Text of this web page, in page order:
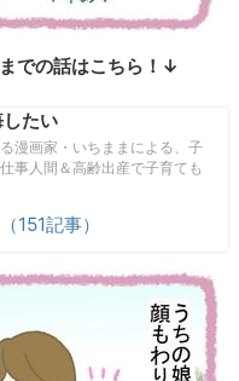
での話はこちら！↓
たい
漫画家・いちままによる、子
事人間＆高齢出産で子育ても
151記事）